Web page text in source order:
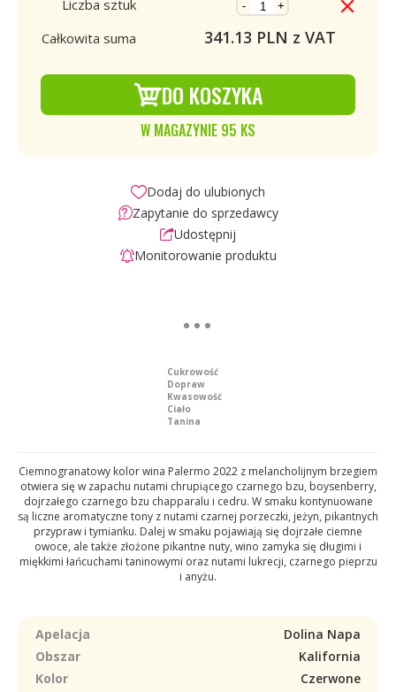
Liczba sztuk
- +
Całkowita suma 341.13 PLN z VAT
DO KOSZYKA
W MAGAZYNIE 95 KS
Dodaj do ulubionych
Zapytanie do sprzedawcy
Udostępnij
Monitorowanie produktu
Cukrowość
Dopraw
Kwasowość
Ciało
Tanina
Ciemnogranatowy kolor wina Palermo 2022 z melancholijnym brzegiem
otwiera się w zapachu nutami chrupiącego czarnego bzu, boysenberry,
dojrzałego czarnego bzu chapparalu i cedru. W smaku kontynuowane
są liczne aromatyczne tony z nutami czarnej porzeczki, jeżyn, pikantnych
przypraw i tymianku. Dalej w smaku pojawiają się dojrzałe ciemne
owoce, ale także złożone pikantne nuty, wino zamyka się długimi i
miękkimi łańcuchami taninowymi oraz nutami lukrecji, czarnego pieprzu
i anyżu.
Apelacja
Dolina Napa
Obszar
Kalifornia
Kolor
Czerwone